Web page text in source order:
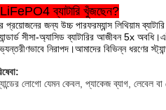
ব্যাটারি খুঁজছেন?
জন্য উচ্চ পারফরম্যান্স লিথিয়াম
সীসা-অ্যাসিড ব্যাটারির আজীবন 5x
নিরাপদ।আমাদের বিভিন্ন ধরণের
লোগো যেমন কেবল, প্যাকেজ ব্যাগ,